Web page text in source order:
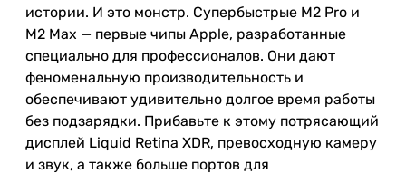
истории. И это монстр. Супербыстрые M2 Pro и
M2 Max — первые чипы Apple, разработанные
специально для профессионалов. Они дают
феноменальную производительность и
обеспечивают удивительно долгое время работы
без подзарядки. Прибавьте к этому потрясающий
дисплей Liquid Retina XDR, превосходную камеру
и звук, а также больше портов для